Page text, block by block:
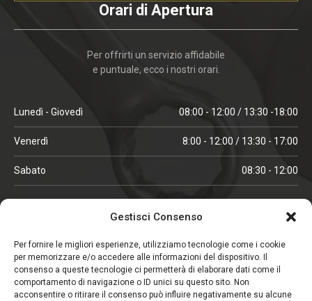
Gestisci Consenso
Per fornire le migliori esperienze, utilizziamo tecnologie come i cookie
per memorizzare e/o accedere alle informazioni del dispositivo. Il
consenso a queste tecnologie ci permetterà di elaborare dati come il
comportamento di navigazione o ID unici su questo sito. Non
acconsentire o ritirare il consenso può influire negativamente su alcune
Orari di Apertura
Per offrirti un servizio affidabile
e puntuale, ecco i nostri orari.
Lunedì - Giovedì 08:00 - 12:00 / 13:30 -18:00
Venerdì 8:00 - 12:00 / 13:30 - 17:00
Sabato 08:30 - 12:00
ORARI IN ALTA STAGIONE
Lunedì - Venerdì 08:00 - 12:00 / 13:30 -18:00
Sabato 08:00 - 12:00